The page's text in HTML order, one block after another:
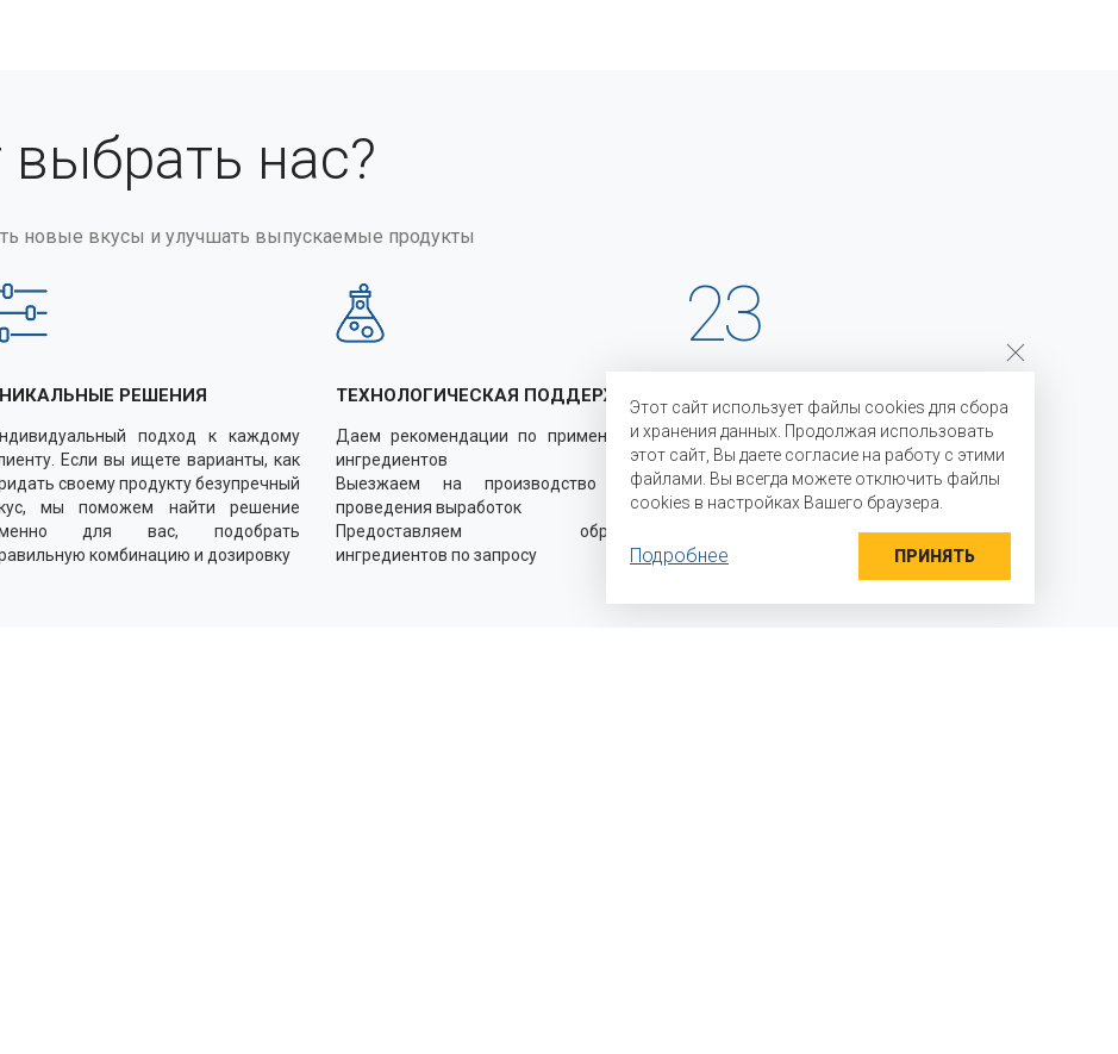
нас?
новые вкусы и улучшать выпускаемые продукты
РЕШЕНИЯ
подход к каждому
Если вы ищете варианты, как
своему продукту безупречный
мы поможем найти решение
для вас, подобрать
комбинацию и дозировку
ТЕХНОЛОГИЧЕСКАЯ ПОДДЕРЖКА
Даем рекомендации по применению
ингредиентов
Выезжаем на производство для
проведения выработок
Предоставляем образцы
ингредиентов по запросу
23
ГОДА НА РЫНКЕ
С 2003 года мы являемся
официальными представителями
производителей на территории
Российской Федерации и стран
Таможенного союза и осуществляем
прямые поставки ингредиентов
Этот сайт использует файлы cookies для сбора
и хранения данных. Продолжая использовать
этот сайт, Вы даете согласие на работу с этими
файлами. Вы всегда можете отключить файлы
cookies в настройках Вашего браузера.
Подробнее ПРИНЯТЬ